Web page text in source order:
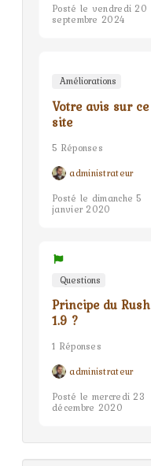
Posté le vendredi 20
septembre 2024
Améliorations
Votre avis sur ce
site
5 Réponses
administrateur
Posté le dimanche 5
janvier 2020
Questions
Principe du Rush
1.9 ?
1 Réponses
administrateur
Posté le mercredi 23
décembre 2020